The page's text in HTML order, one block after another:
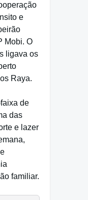
e
Mobi. O
ligava os
Raya.
de
das
e lazer
familiar.